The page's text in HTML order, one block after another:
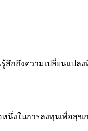
กถึงความเปลี่ยนแปล
นึ่งในการลงทุนเพื่อสุ